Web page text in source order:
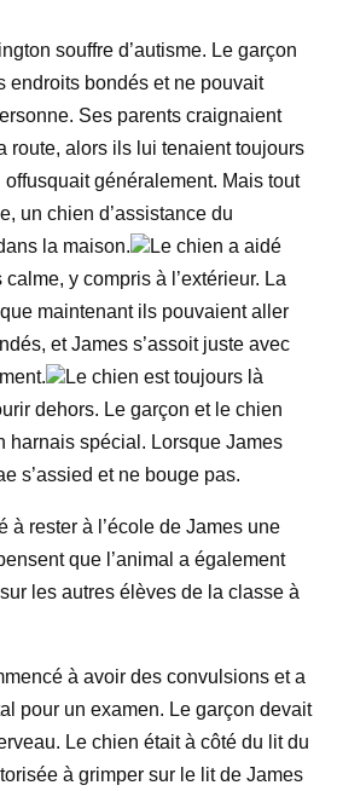
souffre d’autisme. Le garçon
endroits bondés et ne pouvait
Ses parents craignaient
route, alors ils lui tenaient toujours
offusquait généralement. Mais tout
un chien d’assistance du
la maison.
Le chien a aidé
y compris à l’extérieur. La
maintenant ils pouvaient aller
et James s’assoit juste avec
Le chien est toujours là
dehors. Le garçon et le chien
harnais spécial. Lorsque James
s’assied et ne bouge pas.
à rester à l’école de James une
que l’animal a également
les autres élèves de la classe à
à avoir des convulsions et a
pour un examen. Le garçon devait
Le chien était à côté du lit du
à grimper sur le lit de James